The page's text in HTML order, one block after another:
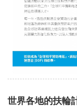
世界各地的扶輪